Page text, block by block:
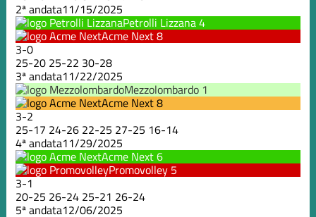
2ª andata11/15/2025
Petrolli Lizzana4
Acme Next8
3-0
25-20 25-22 30-28
3ª andata11/22/2025
Mezzolombardo 1
Acme Next8
3-2
25-17 24-26 22-25 27-25 16-14
4ª andata11/29/2025
Acme Next6
Promovolley 5
3-1
20-25 26-24 25-21 26-24
5ª andata12/06/2025